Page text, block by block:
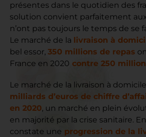
présentes dans le quotidien des
solution convient parfaitement
n’ont pas toujours le temps de se
Le marché de la livraison à
bel essor, 350 millions de repas
France en 2020 contre 250
Le marché de la livraison à
milliards d’euros de chiffre
en 2020, un marché en plein
en majorité par la crise sanitaire.
constate une progression de la